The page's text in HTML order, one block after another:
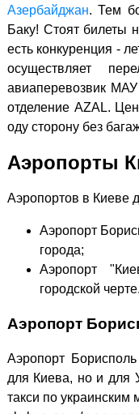
Азербайджан. Тем
Баку! Стоят билеты
есть конкуренция -
осуществляет
авиаперевозвик
отделение AZAL.
оду сторону без
Аэропорты
Аэропортов в Киеве
Аэропорт
города;
Аэропорт
городской черте.
Аэропорт
Аэропорт
для Киева, но и для
такси по украинским